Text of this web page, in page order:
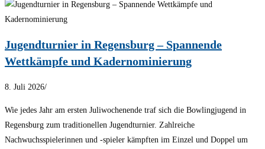
Jugendturnier in Regensburg – Spannende
Wettkämpfe und Kadernominierung
8. Juli 2026/
Wie jedes Jahr am ersten Juliwochenende traf sich die Bowlingjugend in
Regensburg zum traditionellen Jugendturnier. Zahlreiche
Nachwuchsspielerinnen und -spieler kämpften im Einzel und Doppel um